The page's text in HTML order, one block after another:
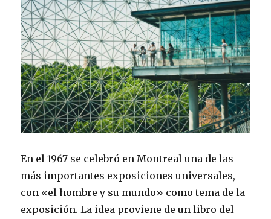
En el 1967 se celebró en Montreal una de las
más importantes exposiciones universales,
con «el hombre y su mundo» como tema de la
exposición. La idea proviene de un libro del